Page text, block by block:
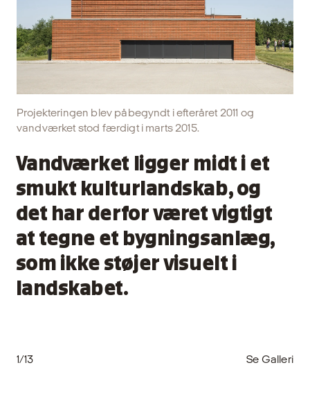
Projekteringen blev påbegyndt i efteråret 2011 og
vandværket stod færdigt i marts 2015.
Vandværket ligger midt i et
smukt kulturlandskab, og
det har derfor været vigtigt
at tegne et bygningsanlæg,
som ikke støjer visuelt i
landskabet.
1/13 Se Galleri